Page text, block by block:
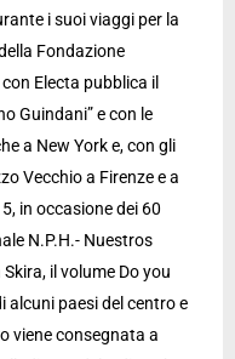
i suoi viaggi per la
Fondazione
Electa pubblica il
Guindani” e con le
a New York e, con gli
Vecchio a Firenze e a
in occasione dei 60
N.P.H.- Nuestros
il volume Do you
alcuni paesi del centro e
viene consegnata a